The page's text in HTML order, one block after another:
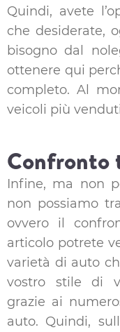
Quindi, avete
che desiderate,
bisogno dal
ottenere qui
completo. Al
veicoli più
Confronto
Infine, ma non
non possiamo
ovvero il
articolo potrete
varietà di auto
vostro stile di
grazie ai
auto. Quindi,